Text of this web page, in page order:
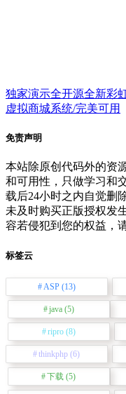
独家演示全开源全新彩
虚拟商城系统/完美可用
免责声明
本站除原创代码外的资
和可用性，只做学习和
载后24小时之内自觉删
未及时购买正版授权发
容若侵犯到您的权益，
标签云
ASP(13)
java(5)
ripro(8)
thinkphp (6)
下载 (5)